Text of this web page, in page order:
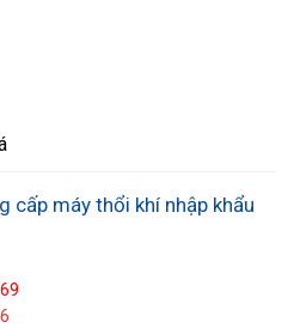
có các dịch vụ hậu mãi
cho khách hàng thân thiết
nhanh chóng. Với đội
cấp máy thổi khí nhập khẩu